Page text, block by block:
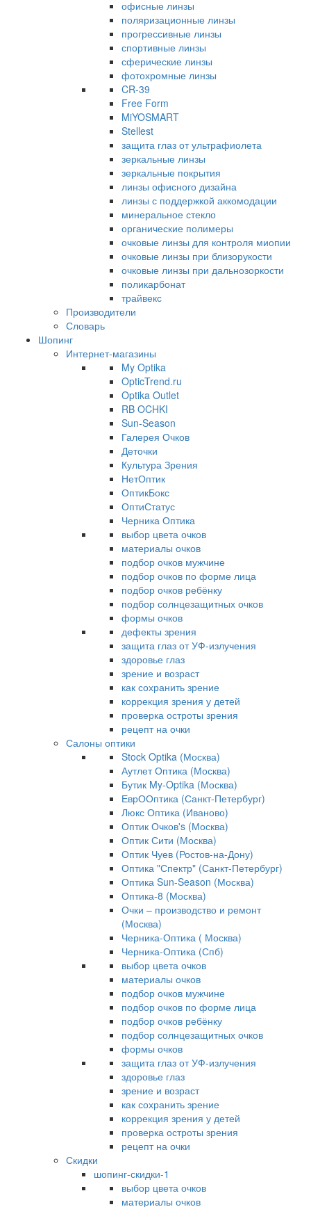
офисные линзы
поляризационные линзы
прогрессивные линзы
спортивные линзы
сферические линзы
фотохромные линзы
CR-39
Free Form
MiYOSMART
Stellest
защита глаз от ультрафиолета
зеркальные линзы
зеркальные покрытия
линзы офисного дизайна
линзы с поддержкой аккомодации
минеральное стекло
органические полимеры
очковые линзы для контроля миопии
очковые линзы при близорукости
очковые линзы при дальнозоркости
поликарбонат
трайвекс
Производители
Словарь
Шопинг
Интернет-магазины
My Optika
OpticTrend.ru
Optika Outlet
RB OCHKI
Sun-Season
Галерея Очков
Деточки
Культура Зрения
НетОптик
ОптикБокс
ОптиСтатус
Черника Оптика
выбор цвета очков
материалы очков
подбор очков мужчине
подбор очков по форме лица
подбор очков ребёнку
подбор солнцезащитных очков
формы очков
дефекты зрения
защита глаз от УФ-излучения
здоровье глаз
зрение и возраст
как сохранить зрение
коррекция зрения у детей
проверка остроты зрения
рецепт на очки
Салоны оптики
Stock Optika (Москва)
Аутлет Оптика (Москва)
Бутик My-Optika (Москва)
ЕврООптика (Санкт-Петербург)
Люкс Оптика (Иваново)
Оптик Очков's (Москва)
Оптик Сити (Москва)
Оптик Чуев (Ростов-на-Дону)
Оптика "Спектр" (Санкт-Петербург)
Оптика Sun-Season (Москва)
Оптика-8 (Москва)
Очки – производство и ремонт
(Москва)
Черника-Оптика ( Москва)
Черника-Оптика (Спб)
выбор цвета очков
материалы очков
подбор очков мужчине
подбор очков по форме лица
подбор очков ребёнку
подбор солнцезащитных очков
формы очков
защита глаз от УФ-излучения
здоровье глаз
зрение и возраст
как сохранить зрение
коррекция зрения у детей
проверка остроты зрения
рецепт на очки
Скидки
шопинг-скидки-1
выбор цвета очков
материалы очков